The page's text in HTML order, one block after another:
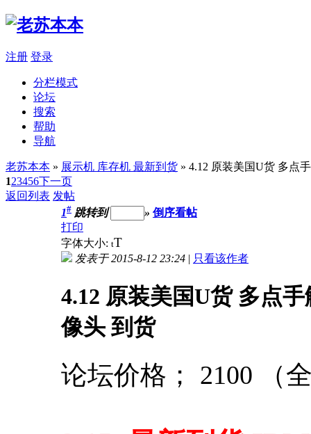
注册 登录
分栏模式
论坛
搜索
帮助
导航
老苏本本 » 展示机 库存机 最新到货 » 4.12 原装美国U货 多点
123456下一页
返回列表 发帖
1# 跳转到 » 倒序看帖
打印
字体大小: tT
发表于 2015-8-12 23:24 | 只看该作者
4.12 原装美国U货 多点
像头 到货
论坛价格； 2100 （